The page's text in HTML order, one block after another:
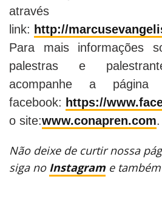
link: http://
Para mais informações
palestras e
acompanhe a
facebook: https://
o site:www.conapren.com.
Não deixe de curtir nossa
siga no Instagram e